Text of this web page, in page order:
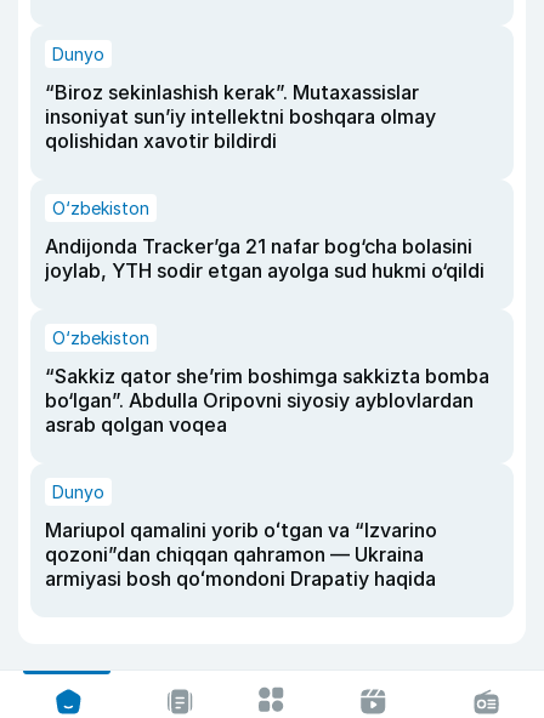
Dunyo
“Biroz sekinlashish kerak”. Mutaxassislar
insoniyat sun’iy intellektni boshqara olmay
qolishidan xavotir bildirdi
O‘zbekiston
Andijonda Tracker’ga 21 nafar bog‘cha bolasini
joylab, YTH sodir etgan ayolga sud hukmi o‘qildi
O‘zbekiston
“Sakkiz qator she’rim boshimga sakkizta bomba
bo‘lgan”. Abdulla Oripovni siyosiy ayblovlardan
asrab qolgan voqea
Dunyo
Mariupol qamalini yorib oʻtgan va “Izvarino
qozoni”dan chiqqan qahramon — Ukraina
armiyasi bosh qoʻmondoni Drapatiy haqida